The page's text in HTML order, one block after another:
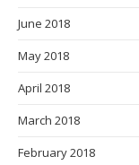
June 2018
May 2018
April 2018
March 2018
February 2018